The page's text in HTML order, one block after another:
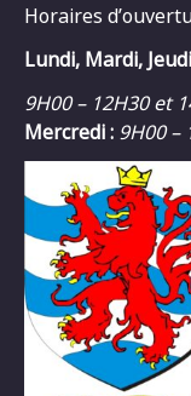
Horaires
Lundi, Mardi,
9H00 – 12H30 et
Mercredi : 9H00 –